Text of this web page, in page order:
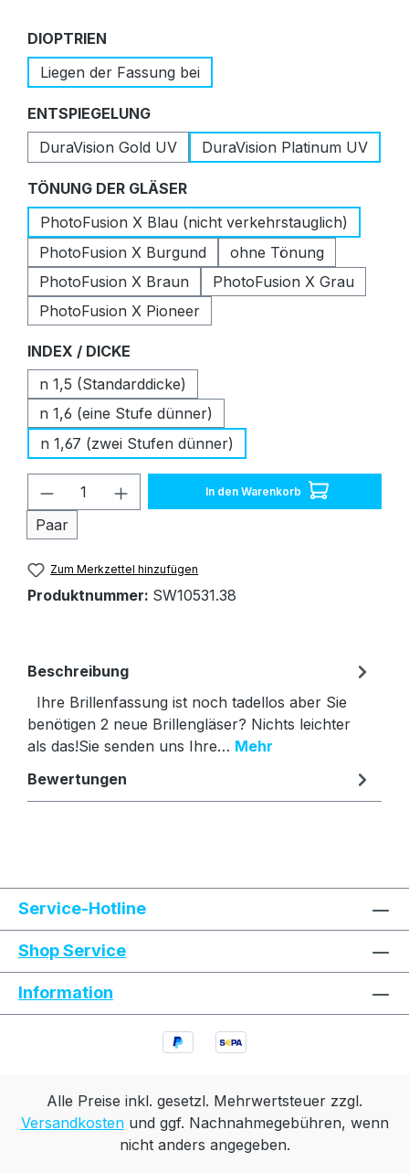
DIOPTRIEN
Liegen der Fassung bei
ENTSPIEGELUNGauswählen
DuraVision Gold UV
DuraVision Platinum UV
TÖNUNG DER GLÄSERauswählen
PhotoFusion X Blau (nicht verkehrstauglich)
PhotoFusion X Burgund
ohne Tönung
PhotoFusion X Braun
PhotoFusion X Grau
PhotoFusion X Pioneer
INDEX / DICKE
n 1,5 (Standarddicke)
n 1,6 (eine Stufe dünner)
n 1,67 (zwei Stufen dünner)
Produkt Anzahl: Gib den
Paar
In den Warenkorb
Zum Merkzettel hinzufügen
Produktnummer: SW10531.38
Beschreibung
Ihre Brillenfassung ist noch tadellos aber Sie
benötigen 2 neue Brillengläser? Nichts leichter
als das!Sie senden uns Ihre… Mehr
Bewertungen
Service-Hotline
Shop Service
Information
Alle Preise inkl. gesetzl. Mehrwertsteuer zzgl.
Versandkostenund ggf. Nachnahmegebühren, wenn
nicht anders angegeben.
Text vergrößern Hochkontrastmodus
Farben invertieren
Niedrige Sättigung
Animationen stoppen Überschriften hervorheben
Großer Cursor Leseführung